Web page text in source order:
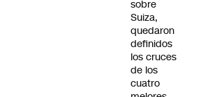
sobre
Suiza,
quedaron
definidos
los cruces
de los
cuatro